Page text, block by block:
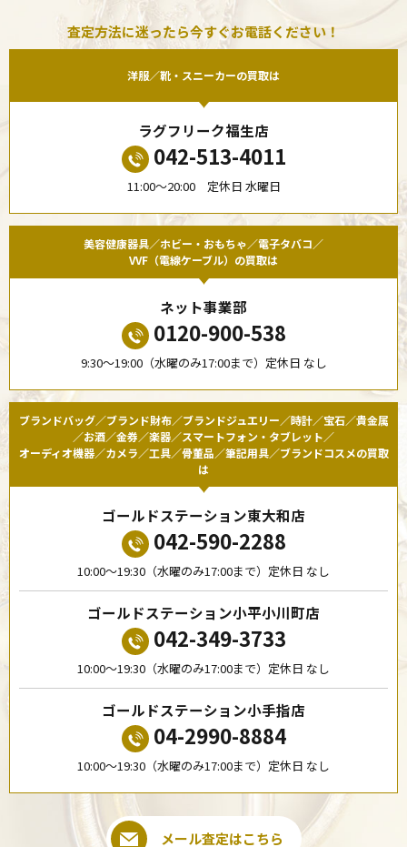
査定方法に迷ったら今すぐお電話ください！
洋服／靴・スニーカーの買取は
ラグフリーク福生店
042-513-4011
11:00〜20:00 定休日 水曜日
美容健康器具／ホビー・おもちゃ／電子タバコ／
VVF（電線ケーブル）の買取は
ネット事業部
0120-900-538
9:30〜19:00（水曜のみ17:00まで）定休日 なし
ブランドバッグ／ブランド財布／ブランドジュエリー／時計／宝石／貴金属
／お酒／金券／楽器／スマートフォン・タブレット／
オーディオ機器／カメラ／工具／骨董品／筆記用具／ブランドコスメの買取
は
ゴールドステーション東大和店
042-590-2288
10:00〜19:30（水曜のみ17:00まで）定休日 なし
ゴールドステーション小平小川町店
042-349-3733
10:00〜19:30（水曜のみ17:00まで）定休日 なし
ゴールドステーション小手指店
04-2990-8884
10:00〜19:30（水曜のみ17:00まで）定休日 なし
メール査定はこちら